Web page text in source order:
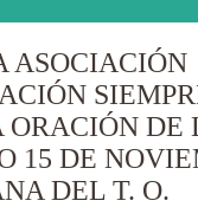
ASOCIACIÓN
ORACIÓN DE
15 DE
DEL T. O.